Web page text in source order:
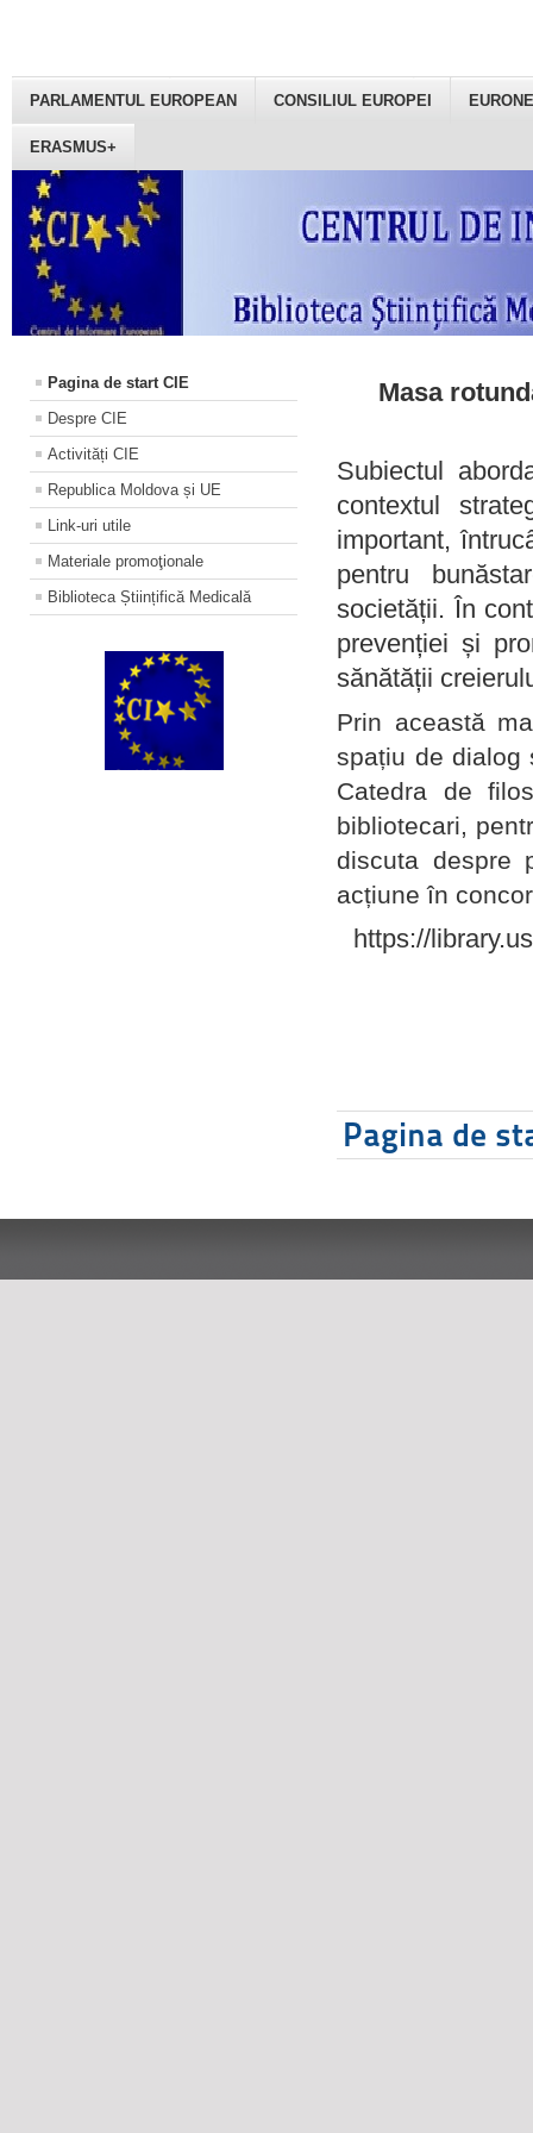
PARLAMENTUL EUROPEAN CONSILIUL EUROPEI
ERASMUS+
Pagina de start CIE
Despre CIE
Activități CIE
Republica Moldova și UE
Link-uri utile
Materiale promoţionale
Biblioteca Științifică Medicală
Masa
Subiectul
contextul
important,
pentru
societății. În
prevenției și
sănătății
Prin această
spațiu de dialog
Catedra de
bibliotecari,
discuta despre
acțiune în
https://
Pagina de